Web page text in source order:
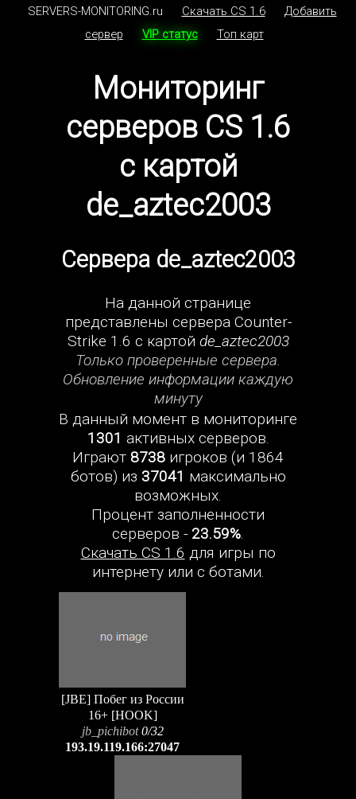
SERVERS-MONITORING.ru Скачать CS 1.6
Добавить
сервер
VIP статус Топ карт
Мониторинг
серверов CS 1.6
с картой
de_aztec2003
Сервера de_aztec2003
На данной странице
представлены сервера Counter-
Strike 1.6 с картой de_aztec2003
Только проверенные сервера.
Обновление информации каждую
минуту
В данный момент в мониторинге
1301 активных серверов.
Играют 8738 игроков (и 1864
ботов) из 37041 максимально
возможных.
Процент заполненности
серверов - 23.59%.
Скачать CS 1.6 для игры по
интернету или с ботами.
[JBE] Побег из России
16+ [HOOK]
jb_pichibot 0/32
193.19.119.166:27047